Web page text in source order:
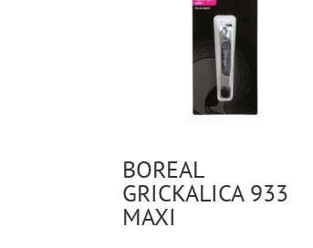
BOREAL
GRICKALICA 933
MAXI